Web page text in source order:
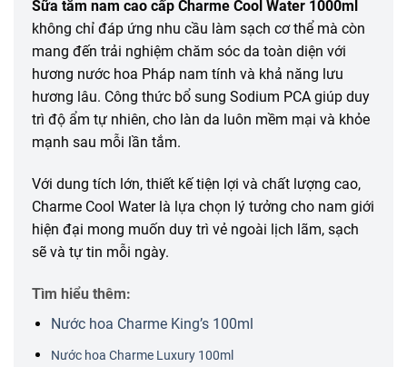
Sữa tắm nam cao cấp Charme Cool Water 1000ml
không chỉ đáp ứng nhu cầu làm sạch cơ thể mà còn
mang đến trải nghiệm chăm sóc da toàn diện với
hương nước hoa Pháp nam tính và khả năng lưu
hương lâu. Công thức bổ sung Sodium PCA giúp duy
trì độ ẩm tự nhiên, cho làn da luôn mềm mại và khỏe
mạnh sau mỗi lần tắm.
Với dung tích lớn, thiết kế tiện lợi và chất lượng cao,
Charme Cool Water là lựa chọn lý tưởng cho nam giới
hiện đại mong muốn duy trì vẻ ngoài lịch lãm, sạch
sẽ và tự tin mỗi ngày.
Tìm hiểu thêm:
Nước hoa Charme King’s 100ml
Nước hoa Charme Luxury 100ml